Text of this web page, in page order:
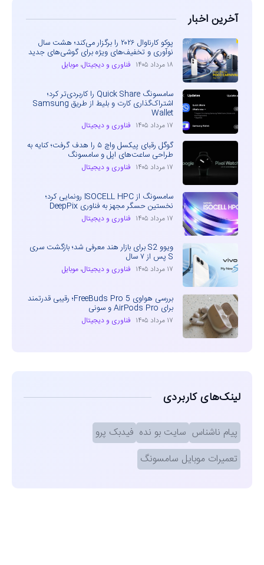
آخرین اخبار
پوکو کارناوال ۲۰۲۶ را برگزار می‌کند؛ هشت سال
نوآوری و تخفیف‌های ویژه برای گوشی‌های جدید
۱۸ مرداد ۱۴۰۵ فناوری و دیجیتال، موبایل
سامسونگ Quick Share را کاربردی‌تر کرد؛
اشتراک‌گذاری کارت و بلیط از طریق Samsung
Wallet
۱۷ مرداد ۱۴۰۵ فناوری و دیجیتال
گوگل رقبای پیکسل واچ ۵ را هدف گرفت؛ کنایه به
طراحی ساعت‌های اپل و سامسونگ
۱۷ مرداد ۱۴۰۵ فناوری و دیجیتال
سامسونگ از ISOCELL HPC رونمایی کرد؛
نخستین حسگر مجهز به فناوری DeepPix
۱۷ مرداد ۱۴۰۵ فناوری و دیجیتال
ویوو S2 برای بازار هند معرفی شد؛ بازگشت سری
S پس از ۷ سال
۱۷ مرداد ۱۴۰۵ فناوری و دیجیتال، موبایل
بررسی هواوی FreeBuds Pro 5؛ رقیبی قدرتمند
برای AirPods Pro و سونی
۱۷ مرداد ۱۴۰۵ فناوری و دیجیتال
لینک‌های کاربردی
پیام ناشناس سایت بو نده فیدبک پرو
تعمیرات موبایل سامسونگ